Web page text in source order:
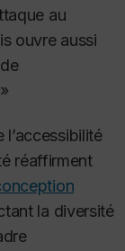
au
ouvre aussi
réaffirment
la diversité